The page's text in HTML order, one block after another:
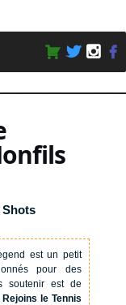
Shots
est un petit
pour des
soutenir est de
Rejoins le Tennis